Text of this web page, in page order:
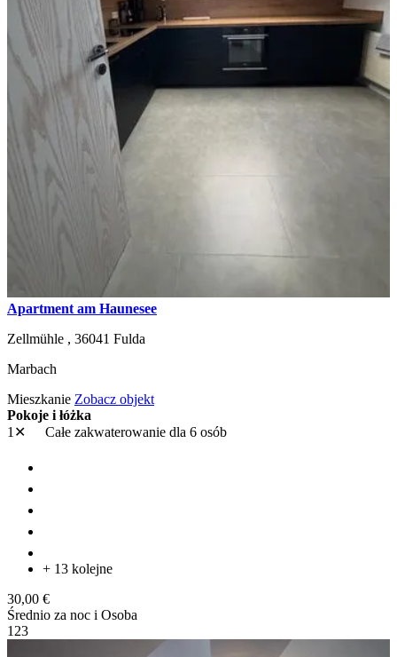
Apartment am Haunesee
Zellmühle , 36041 Fulda
Marbach
Mieszkanie Zobacz objekt
Pokoje i łóżka
1✕
Całe zakwaterowanie dla 6 osób
+ 13 kolejne
30,00 €
Średnio za noc i Osoba
1 23